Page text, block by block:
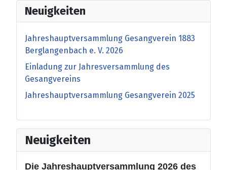
Neuigkeiten
Jahreshauptversammlung Gesangverein 1883
Berglangenbach e. V. 2026
Einladung zur Jahresversammlung des
Gesangvereins
Jahreshauptversammlung Gesangverein 2025
Neuigkeiten
Die Jahreshauptversammlung 2026 des